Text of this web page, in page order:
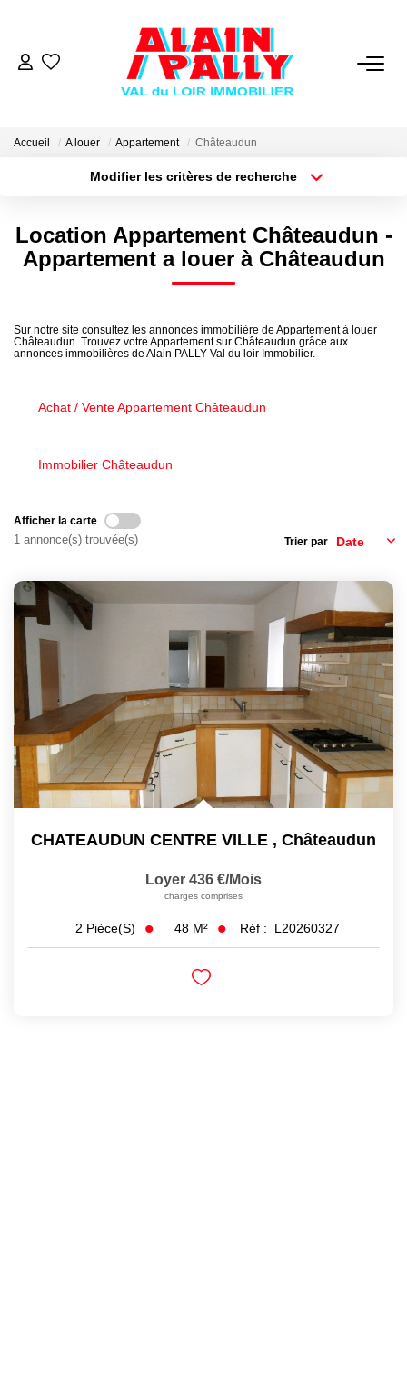
VENTE
LOCATION
DERNIERES VENTES
Qui Sommes Nous
Nous Rejoindre
Accueil A louer Appartement Châteaudun
Modifier les critères de recherche
Sélectionnez...
Type de bien
Surface min
Créer une alerte
Location Appartement Châteaudun -
Appartement a louer à Châteaudun
Sur notre site consultez les annonces immobilière de Appartement à louer
Châteaudun. Trouvez votre Appartement sur Châteaudun grâce aux
annonces immobilières de Alain PALLY Val du loir Immobilier.
Achat / Vente Appartement Châteaudun
Immobilier Châteaudun
Afficher la carte
1 annonce(s) trouvée(s) Trier par
CHATEAUDUN CENTRE VILLE , Châteaudun
Loyer 436 €/mois
charges comprises
2 Pièce(s) 48 M² Réf : L20260327